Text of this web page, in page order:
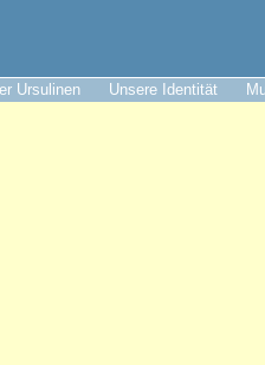
Ursulinen Unsere Identität